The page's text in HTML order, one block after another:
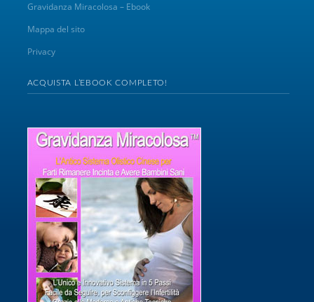
Gravidanza Miracolosa – Ebook
Mappa del sito
Privacy
ACQUISTA L’EBOOK COMPLETO!